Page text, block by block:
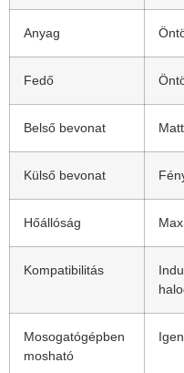
Anyag
Fedő
Belső bevonat
Külső bevonat
Hőállóság
Kompatibilitás
Mosogatógépben
mosható